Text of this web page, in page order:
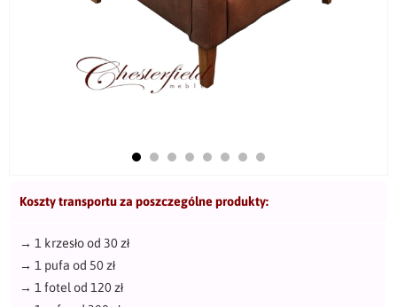
Koszty transportu za poszczególne produkty:
→ 1 krzesło od 30 zł
→ 1 pufa od 50 zł
→ 1 fotel od 120 zł